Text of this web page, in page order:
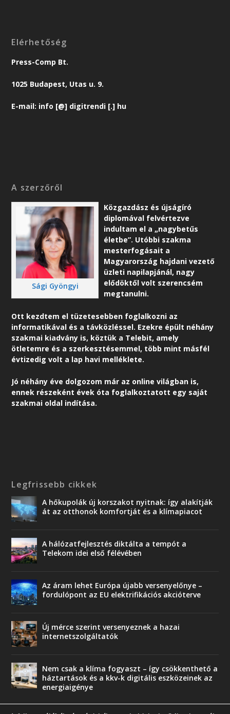
Elérhetőség
Press-Comp Bt.
1025 Budapest, Utas u. 9.
E-mail: info [@] digitrendi [.] hu
A szerzőről
Sági Gyöngyi
Közgazdász és újságíró
diplomával felvértezve
indultam el a „nagybetűs
életbe”. Utóbbi szakma
mesterfogásait a
Magyarország hajdani vezető
üzleti napilapjánál, nagy
elődöktől volt szerencsém
megtanulni.
Ott kezdtem el tüzetesebben foglalkozni az
informatikával és a távközléssel. Ezekre épült néhány
szakmai kiadvány is, köztük a Telebit, amely
ötletemre és a szerkesztésemmel, több mint másfél
évtizedig volt a lap havi melléklete.
Jó néhány éve dolgozom már az online világban is,
ennek részeként évek óta foglalkoztatott egy saját
szakmai oldal indítása.
Legfrissebb cikkek
A hőkupolák új korszakot nyitnak: így alakítják
át az otthonok komfortját és a klímapiacot
A hálózatfejlesztés diktálta a tempót a
Telekom idei első félévében
Az áram lehet Európa újabb versenyelőnye –
fordulópont az EU elektrifikációs akcióterve
Új mérce szerint versenyeznek a hazai
internetszolgáltatók
Nem csak a klíma fogyaszt – így csökkenthető a
háztartások és a kkv-k digitális eszközeinek az
energiaigénye